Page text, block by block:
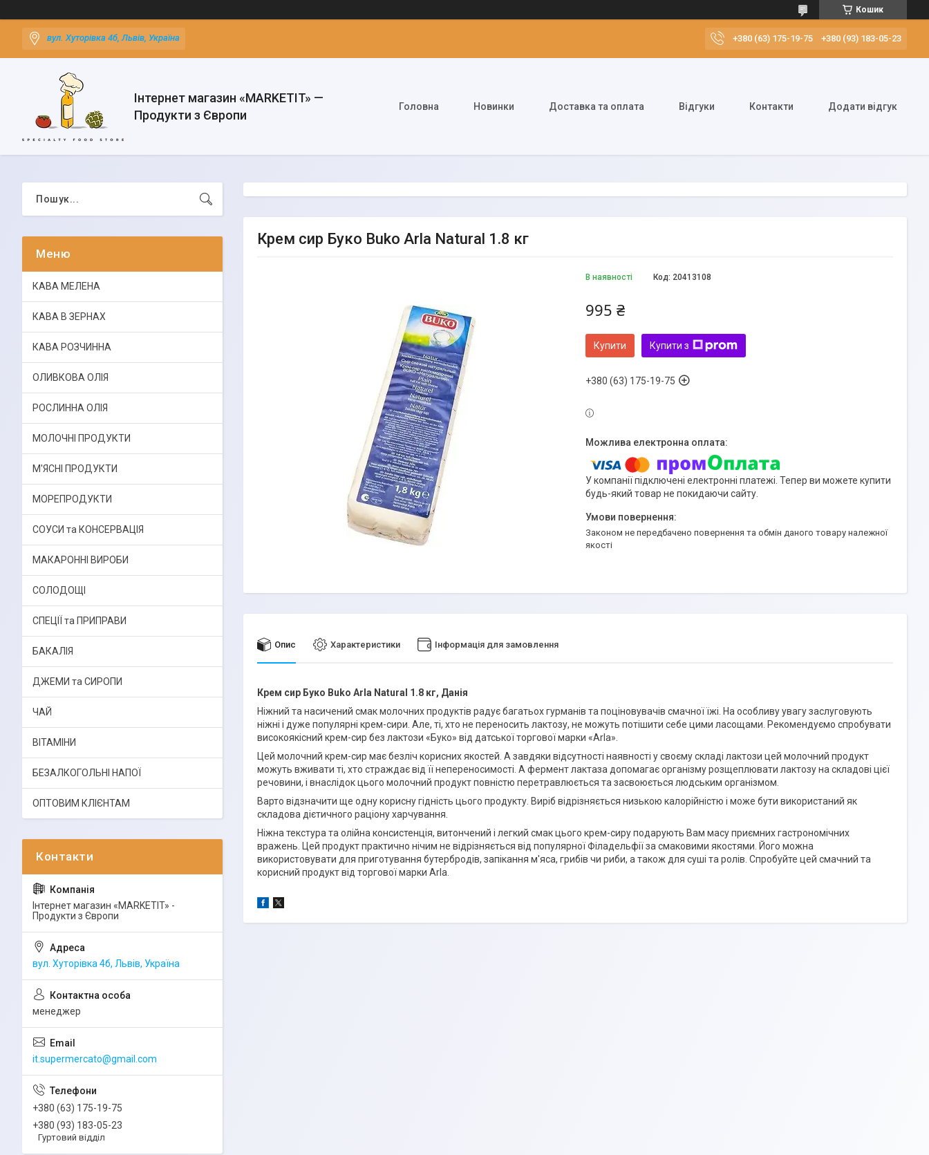
Кошик
вул. Хуторівка 4б, Львів, Україна +380 (63) 175-19-75 +380 (93) 183-05-23
Інтернет магазин «MARKETIT» —
Продукти з Європи
Головна Новинки Доставка та оплата Відгуки Контакти Додати відгук
Крем сир Буко Buko Arla Natural 1.8 кг
В наявності Код: 20413108
995 ₴
Купити Купити з
+380 (63) 175-19-75
У компанії підключені електронні платежі. Тепер ви можете купити
будь-який товар не покидаючи сайту.
Законом не передбачено повернення та обмін даного товару належної
якості
Опис Характеристики Інформація для замовлення
Крем сир Буко Buko Arla Natural 1.8 кг, Данія
Ніжний та насичений смак молочних продуктів радує багатьох гурманів та поціновувачів смачної їжі. На особливу увагу заслуговують
ніжні і дуже популярні крем-сири. Але, ті, хто не переносить лактозу, не можуть потішити себе цими ласощами. Рекомендуємо спробувати
високоякісний крем-сир без лактози «Буко» від датської торгової марки «Arla».
Цей молочний крем-сир має безліч корисних якостей. А завдяки відсутності наявності у своєму складі лактози цей молочний продукт
можуть вживати ті, хто страждає від її непереносимості. А фермент лактаза допомагає організму розщеплювати лактозу на складові цієї
речовини, і внаслідок цього молочний продукт повністю перетравлюється та засвоюється людським організмом.
Варто відзначити ще одну корисну гідність цього продукту. Виріб відрізняється низькою калорійністю і може бути використаний як
складова дієтичного раціону харчування.
Ніжна текстура та олійна консистенція, витончений і легкий смак цього крем-сиру подарують Вам масу приємних гастрономічних
вражень. Цей продукт практично нічим не відрізняється від популярної Філадельфії за смаковими якостями. Його можна
використовувати для приготування бутербродів, запікання м'яса, грибів чи риби, а також для суші та ролів. Спробуйте цей смачний та
корисний продукт від торгової марки Arla.
КАВА МЕЛЕНА
КАВА В ЗЕРНАХ
КАВА РОЗЧИННА
ОЛИВКОВА ОЛІЯ
РОСЛИННА ОЛІЯ
МОЛОЧНІ ПРОДУКТИ
М'ЯСНІ ПРОДУКТИ
МОРЕПРОДУКТИ
СОУСИ та КОНСЕРВАЦІЯ
МАКАРОННІ ВИРОБИ
СОЛОДОЩІ
СПЕЦІЇ та ПРИПРАВИ
БАКАЛІЯ
ДЖЕМИ та СИРОПИ
ЧАЙ
ВІТАМІНИ
БЕЗАЛКОГОЛЬНІ НАПОЇ
ОПТОВИМ КЛІЄНТАМ
Інтернет магазин «MARKETIT» -
Продукти з Європи
вул. Хуторівка 4б, Львів, Україна
менеджер
it.supermercato@gmail.com
+380 (63) 175-19-75
+380 (93) 183-05-23
Гуртовий відділ